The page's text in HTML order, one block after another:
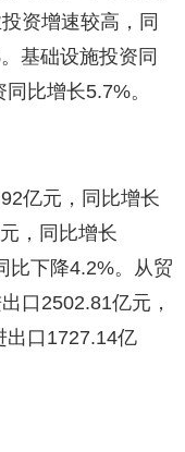
资增速较高，同
基础设施投资同
比增长5.7%。
亿元，同比增长
，同比增长
比下降4.2%。从贸
口2502.81亿元，
出口1727.14亿